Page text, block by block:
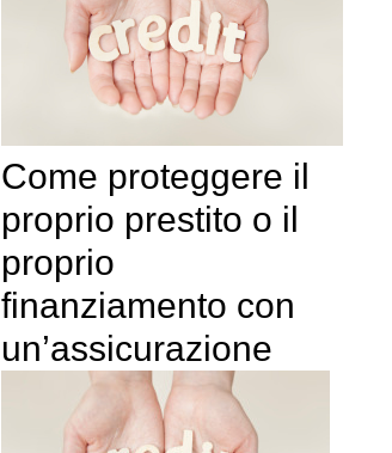
Come proteggere il
proprio prestito o il
proprio
finanziamento con
un’assicurazione